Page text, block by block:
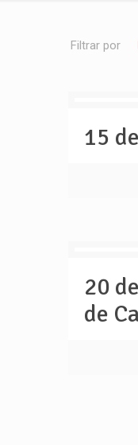
Filtrar por
15
20
de